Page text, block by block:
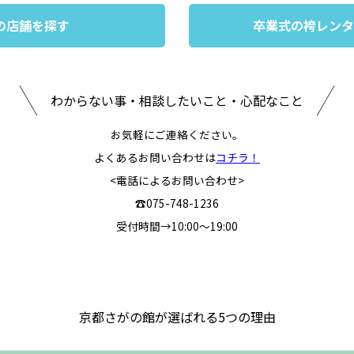
店舗を探す 卒業式の袴レン
わからない事・相談したいこと・心配なこと
お気軽にご連絡ください。
よくあるお問い合わせはコチラ！
<電話によるお問い合わせ>
☎075-748-1236
受付時間→10:00～19:00
京都さがの館が選ばれる5つの理由